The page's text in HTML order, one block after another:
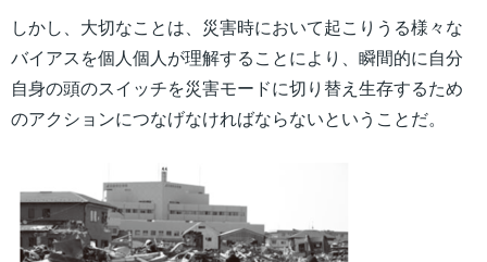
しかし、大切なことは、災害時において起こりうる様々な
バイアスを個人個人が理解することにより、瞬間的に自分
自身の頭のスイッチを災害モードに切り替え生存するため
のアクションにつなげなければならないということだ。